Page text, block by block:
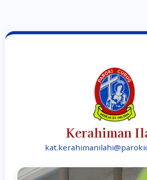
Kerahiman